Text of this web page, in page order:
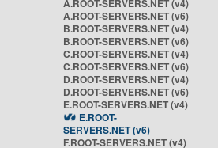
A.ROOT-SERVERS.NET (v4)
A.ROOT-SERVERS.NET (v6)
B.ROOT-SERVERS.NET (v4)
B.ROOT-SERVERS.NET (v6)
C.ROOT-SERVERS.NET (v4)
C.ROOT-SERVERS.NET (v6)
D.ROOT-SERVERS.NET (v4)
D.ROOT-SERVERS.NET (v6)
E.ROOT-SERVERS.NET (v4)
E.ROOT-
SERVERS.NET (v6)
F.ROOT-SERVERS.NET (v4)